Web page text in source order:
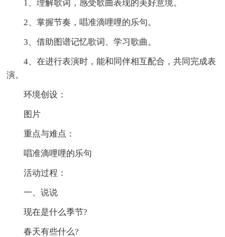
1、理解歌词，感受歌曲表现的美好意境。
2、掌握节奏，唱准滴哩哩的乐句。
3、借助图谱记忆歌词、学习歌曲。
4、在进行表演时，能和同伴相互配合，共同完成表
演。
环境创设：
图片
重点与难点：
唱准滴哩哩的乐句
活动过程：
一、说说
现在是什么季节?
春天有些什么?